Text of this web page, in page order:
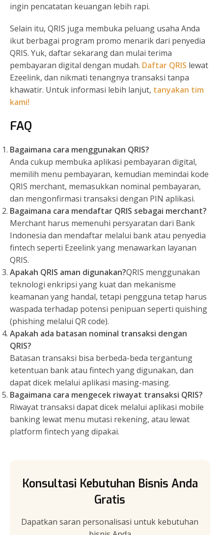
ingin pencatatan keuangan lebih rapi.
Selain itu, QRIS juga membuka peluang usaha Anda
ikut berbagai program promo menarik dari penyedia
QRIS. Yuk, daftar sekarang dan mulai terima
pembayaran digital dengan mudah. Daftar QRIS lewat
Ezeelink, dan nikmati tenangnya transaksi tanpa
khawatir. Untuk informasi lebih lanjut, tanyakan tim
kami!
FAQ
Bagaimana cara menggunakan QRIS?
Anda cukup membuka aplikasi pembayaran digital,
memilih menu pembayaran, kemudian memindai kode
QRIS merchant, memasukkan nominal pembayaran,
dan mengonfirmasi transaksi dengan PIN aplikasi.
Bagaimana cara mendaftar QRIS sebagai merchant?
Merchant harus memenuhi persyaratan dari Bank
Indonesia dan mendaftar melalui bank atau penyedia
fintech seperti Ezeelink yang menawarkan layanan
QRIS.
Apakah QRIS aman digunakan?QRIS menggunakan
teknologi enkripsi yang kuat dan mekanisme
keamanan yang handal, tetapi pengguna tetap harus
waspada terhadap potensi penipuan seperti quishing
(phishing melalui QR code).
Apakah ada batasan nominal transaksi dengan
QRIS?
Batasan transaksi bisa berbeda-beda tergantung
ketentuan bank atau fintech yang digunakan, dan
dapat dicek melalui aplikasi masing-masing.
Bagaimana cara mengecek riwayat transaksi QRIS?
Riwayat transaksi dapat dicek melalui aplikasi mobile
banking lewat menu mutasi rekening, atau lewat
platform fintech yang dipakai.
Konsultasi Kebutuhan Bisnis Anda
Gratis
Dapatkan saran personalisasi untuk kebutuhan